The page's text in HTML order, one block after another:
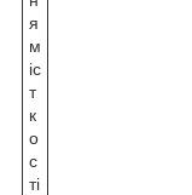
я
м
іс
т
к
о
с
ті